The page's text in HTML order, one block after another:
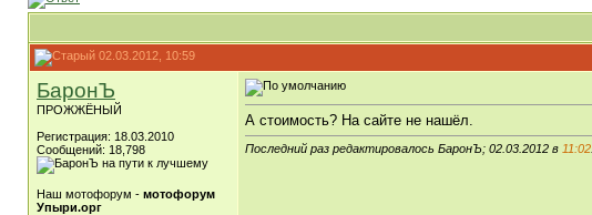
02.03.2012, 10:59
БаронЪ
ПРОЖЖЁНЫЙ
Регистрация: 18.03.2010
Сообщений: 18,798
Наш мотофорум - мотофорум
Упыри.орг
А стоимость? На сайте не нашёл.
Последний раз редактировалось БаронЪ; 02.03.2012 в 11:02